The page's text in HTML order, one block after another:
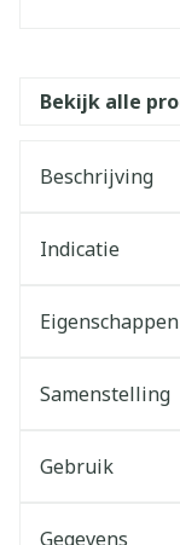
Bekijk alle
Beschrijving
Indicatie
Eigenschappen
Samenstelling
Gebruik
Gegevens